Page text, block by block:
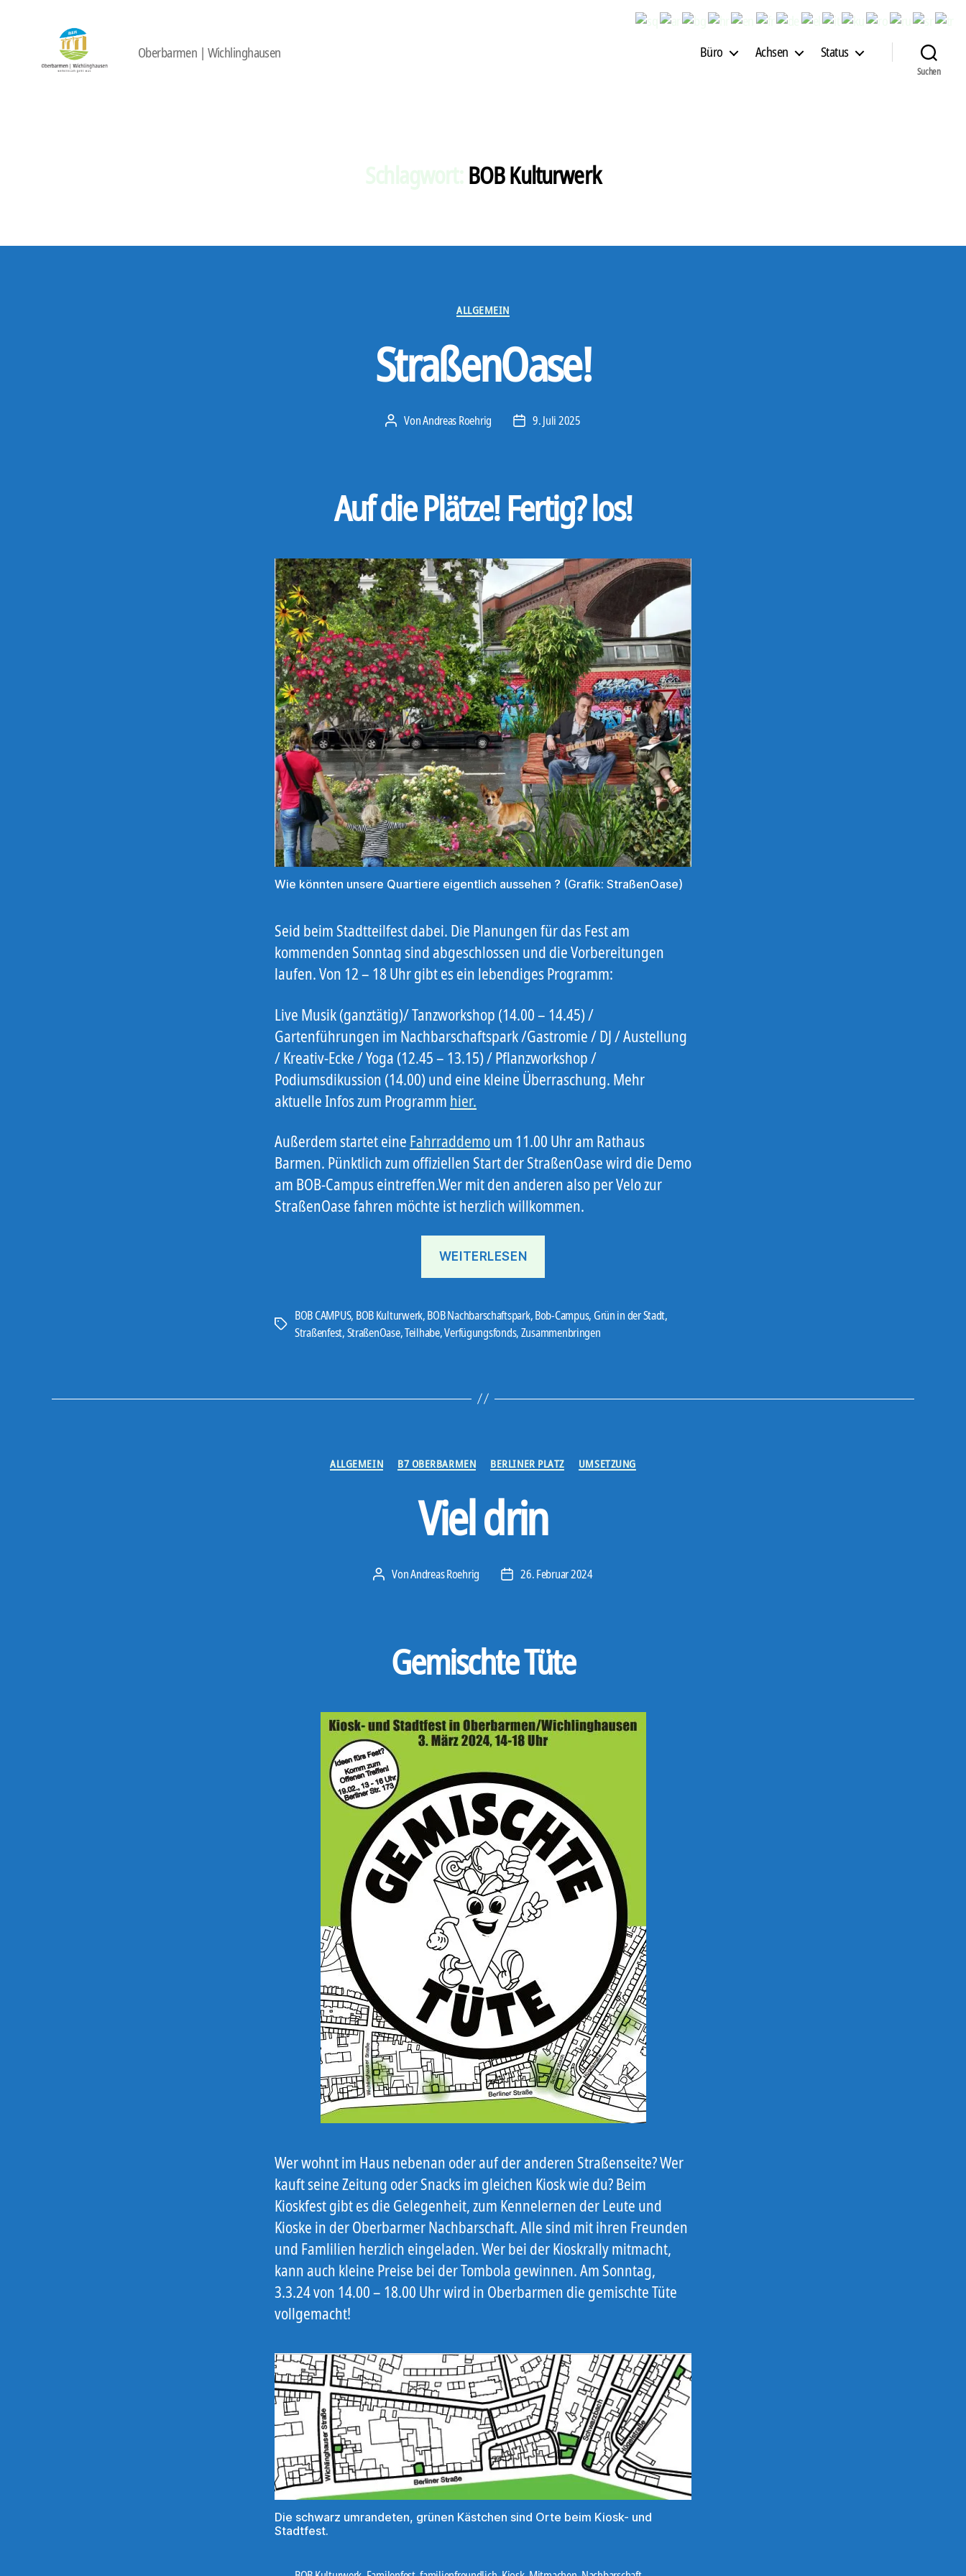
Oberbarmen | Wichlinghausen Büro Achsen Status
Suchen
BOB Kulturwerk
Kategorien
ALLGEMEIN
StraßenOase!
Beitragsautor
VonAndreas Roehrig Veröffentlichungsdatum
9. Juli 2025
Auf die Plätze! Fertig? los!
Wie könnten unsere Quartiere eigentlich aussehen ? (Grafik: StraßenOase)
Seid beim Stadtteilfest dabei. Die Planungen für das Fest am
kommenden Sonntag sind abgeschlossen und die Vorbereitungen
laufen. Von 12 – 18 Uhr gibt es ein lebendiges Programm:
Live Musik (ganztätig)/ Tanzworkshop (14.00 – 14.45) /
Gartenführungen im Nachbarschaftspark /Gastromie / DJ / Austellung
/ Kreativ-Ecke / Yoga (12.45 – 13.15) / Pflanzworkshop /
Podiumsdikussion (14.00) und eine kleine Überraschung. Mehr
aktuelle Infos zum Programm hier.
Außerdem startet eine Fahrraddemoum 11.00 Uhr am Rathaus
Barmen. Pünktlich zum offiziellen Start der StraßenOase wird die Demo
am BOB-Campus eintreffen.Wer mit den anderen also per Velo zur
StraßenOase fahren möchte ist herzlich willkommen.
WEITERLESEN
Schlagwörter
BOB CAMPUS, BOB Kulturwerk,BOB Nachbarschaftspark,Bob-Campus,Grün in der Stadt,
Straßenfest,StraßenOase,Teilhabe,Verfügungsfonds,Zusammenbringen
Kategorien
ALLGEMEIN B7 OBERBARMEN BERLINER PLATZ UMSETZUNG
Viel drin
Beitragsautor
VonAndreas Roehrig Veröffentlichungsdatum
26. Februar 2024
Gemischte Tüte
Wer wohnt im Haus nebenan oder auf der anderen Straßenseite? Wer
kauft seine Zeitung oder Snacks im gleichen Kiosk wie du? Beim
Kioskfest gibt es die Gelegenheit, zum Kennelernen der Leute und
Kioske in der Oberbarmer Nachbarschaft. Alle sind mit ihren Freunden
und Famlilien herzlich eingeladen. Wer bei der Kioskrally mitmacht,
kann auch kleine Preise bei der Tombola gewinnen. Am Sonntag,
3.3.24 von 14.00 – 18.00 Uhr wird in Oberbarmen die gemischte Tüte
vollgemacht!
Die schwarz umrandeten, grünen Kästchen sind Orte beim Kiosk- und
Stadtfest.